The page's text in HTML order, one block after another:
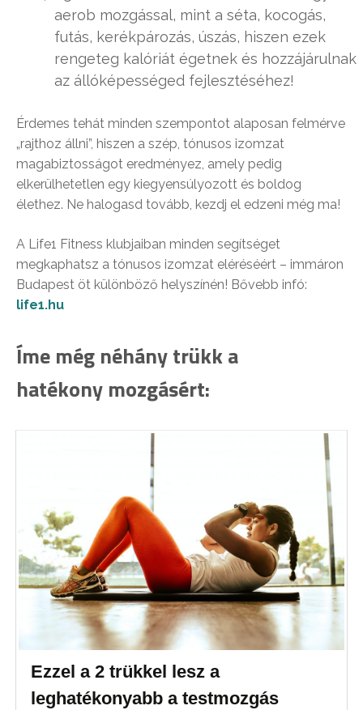
aerob mozgással, mint a séta, kocogás,
futás, kerékpározás, úszás, hiszen ezek
rengeteg kalóriát égetnek és hozzájárulnak
az állóképességed fejlesztéséhez!
Érdemes tehát minden szempontot alaposan felmérve
„rajthoz állni”, hiszen a szép, tónusos izomzat
magabiztosságot eredményez, amely pedig
elkerülhetetlen egy kiegyensúlyozott és boldog
élethez. Ne halogasd tovább, kezdj el edzeni még ma!
A Life1 Fitness klubjaiban minden segítséget
megkaphatsz a tónusos izomzat eléréséért – immáron
Budapest öt különböző helyszínén! Bővebb infó:
life1.hu
Íme még néhány trükk a
hatékony mozgásért:
Ezzel a 2 trükkel lesz a
leghatékonyabb a testmozgás